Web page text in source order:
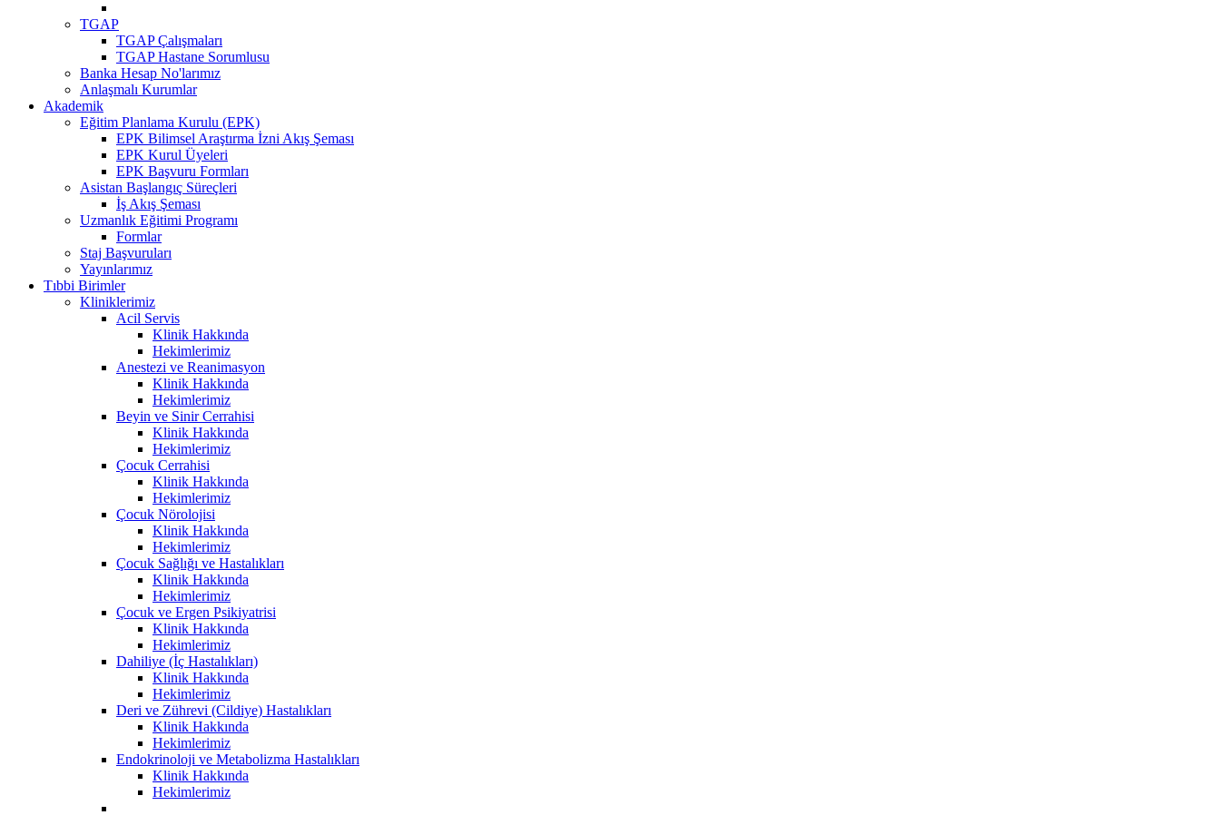
TGAP
TGAP Çalışmaları
TGAP Hastane Sorumlusu
Banka Hesap No'larımız
Anlaşmalı Kurumlar
Akademik
Eğitim Planlama Kurulu (EPK)
EPK Bilimsel Araştırma İzni Akış Şeması
EPK Kurul Üyeleri
EPK Başvuru Formları
Asistan Başlangıç Süreçleri
İş Akış Şeması
Uzmanlık Eğitimi Programı
Formlar
Staj Başvuruları
Yayınlarımız
Tıbbi Birimler
Kliniklerimiz
Acil Servis
Klinik Hakkında
Hekimlerimiz
Anestezi ve Reanimasyon
Klinik Hakkında
Hekimlerimiz
Beyin ve Sinir Cerrahisi
Klinik Hakkında
Hekimlerimiz
Çocuk Cerrahisi
Klinik Hakkında
Hekimlerimiz
Çocuk Nörolojisi
Klinik Hakkında
Hekimlerimiz
Çocuk Sağlığı ve Hastalıkları
Klinik Hakkında
Hekimlerimiz
Çocuk ve Ergen Psikiyatrisi
Klinik Hakkında
Hekimlerimiz
Dahiliye (İç Hastalıkları)
Klinik Hakkında
Hekimlerimiz
Deri ve Zührevi (Cildiye) Hastalıkları
Klinik Hakkında
Hekimlerimiz
Endokrinoloji ve Metabolizma Hastalıkları
Klinik Hakkında
Hekimlerimiz